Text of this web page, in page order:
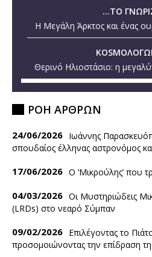
...ΤΟ
Η Μεγάλη Άρκτος και ένας
Θερινό Ηλιοστάσιο: η
ΡΟΗ ΑΡΘΡΩΝ
24/06/2026 Ιωάννης
σπουδαίος έλληνας αστρονόμος
17/06/2026 Ο ‘Mικρούλης’ που
04/03/2026 Οι Μυστηριώδεις
(LRDs) στο νεαρό Σύμπαν
09/02/2026 Επιλέγοντας το
προσομοιώνοντας την επίδραση